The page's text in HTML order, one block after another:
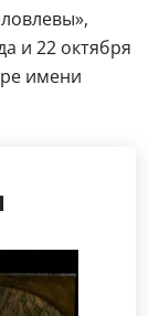
и 22 октября
имени